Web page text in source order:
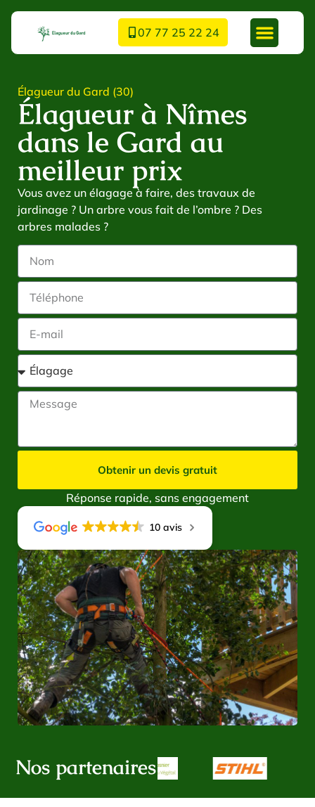
07 77 25 22 24
Élagueur du Gard (30)
Élagueur à Nîmes
dans le Gard au
meilleur prix
Vous avez un élagage à faire, des travaux de
jardinage ? Un arbre vous fait de l’ombre ? Des
arbres malades ?
Obtenir un devis gratuit
Réponse rapide, sans engagement
10 avis
Nos partenaires